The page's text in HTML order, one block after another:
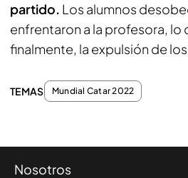
partido. Los alumnos
enfrentaron a la profesora, lo
finalmente, la expulsión de
TEMAS Mundial Catar 2022
Nosotros